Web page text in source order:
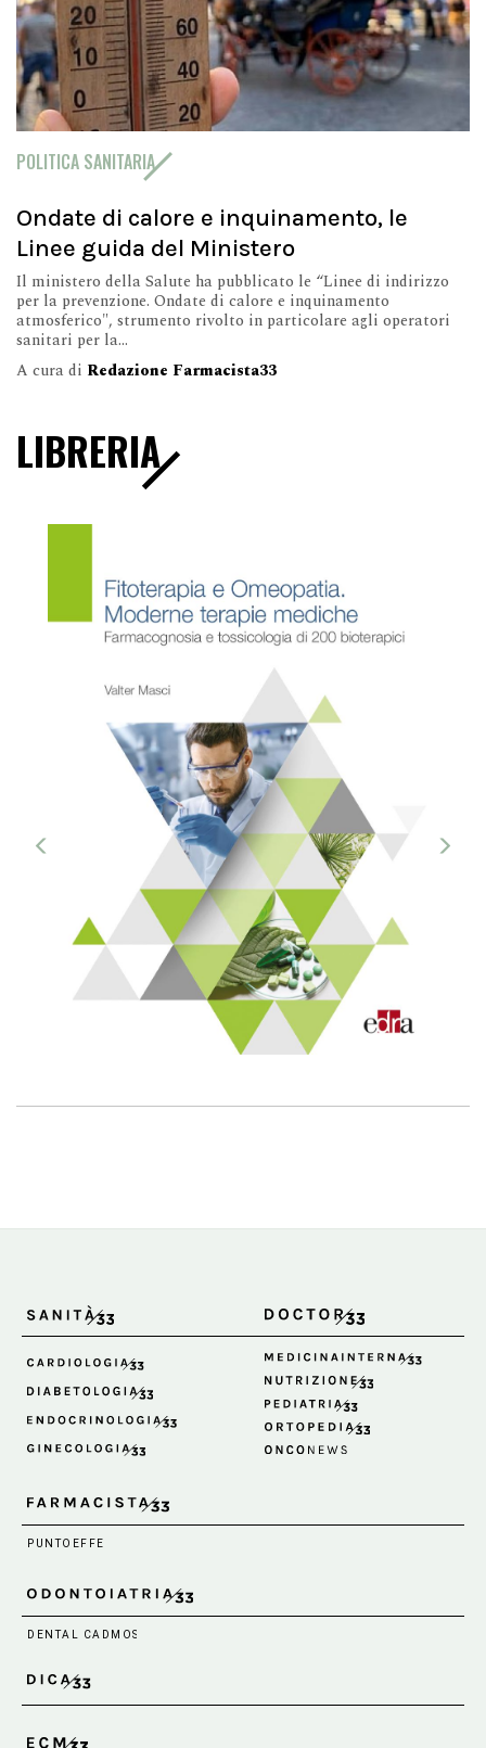
POLITICA SANITARIA
Ondate di calore e inquinamento, le
Linee guida del Ministero
Il ministero della Salute ha pubblicato le “Linee di indirizzo
per la prevenzione. Ondate di calore e inquinamento
atmosferico", strumento rivolto in particolare agli operatori
sanitari per la...
A cura di Redazione Farmacista33
LIBRERIA